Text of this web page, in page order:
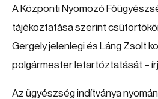
A Központi Nyomozó
tájékoztatása szerint
Gergely jelenlegi és Láng Zsolt
polgármester letartóztatását –
Az ügyészség indítványa